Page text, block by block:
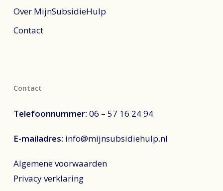
Over MijnSubsidieHulp
Contact
Contact
Telefoonnummer: 06 – 57 16 24 94
E-mailadres: info@mijnsubsidiehulp.nl
Algemene voorwaarden
Privacy verklaring